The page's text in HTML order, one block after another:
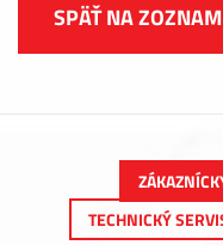
SPÄŤ NA
TECHNICKÝ